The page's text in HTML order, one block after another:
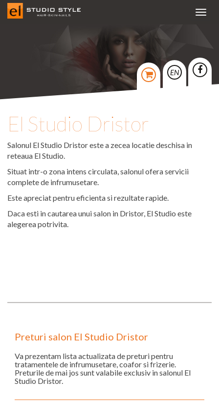
EN
El Studio Dristor
Salonul El Studio Dristor este a zecea locatie deschisa in
reteaua El Studio.
Situat intr-o zona intens circulata, salonul ofera servicii
complete de infrumusetare.
Este apreciat pentru eficienta si rezultate rapide.
Daca esti in cautarea unui salon in Dristor, El Studio este
alegerea potrivita.
Preturi salon El Studio Dristor
Va prezentam lista actualizata de preturi pentru
tratamentele de infrumusetare, coafor si frizerie.
Preturile de mai jos sunt valabile exclusiv in salonul El
Studio Dristor.